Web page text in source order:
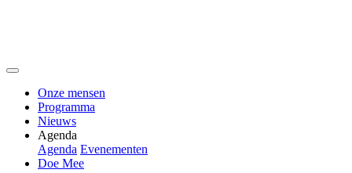
Onze mensen
Programma
Nieuws
Agenda
Agenda Evenementen
Doe Mee